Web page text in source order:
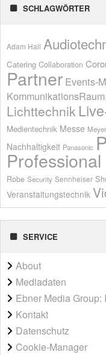
SCHLAGWÖRTER
Adam Hall
Catering Collaboration
Partner Events-
KommunikationsRaum.
Lichttechnik
Medientechnik Messe
Nachhaltigkeit Panasonic
Robe Security Sennheiser
Veranstaltungstechnik
SERVICE
About
Mediadaten
Ebner Media Group:
Kontakt
Datenschutz
Cookie-Manager